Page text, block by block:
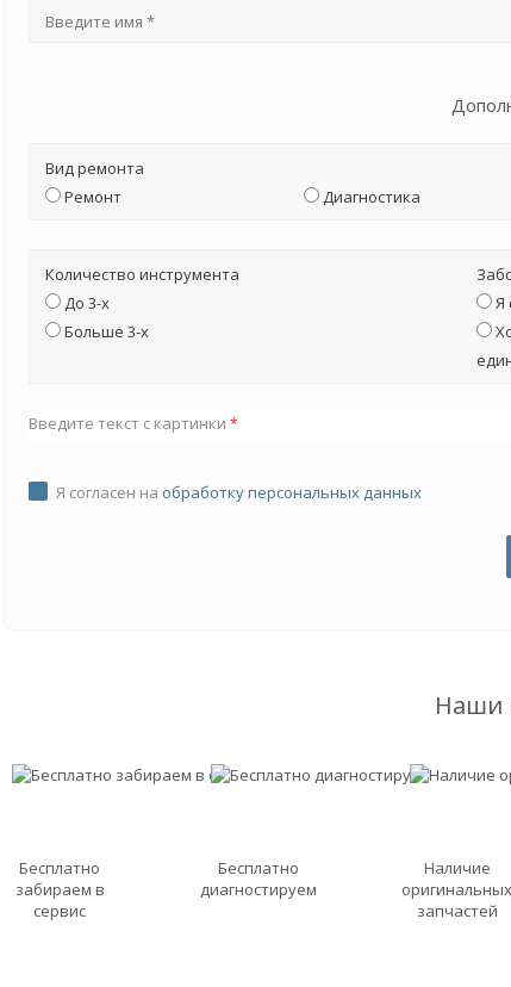
Вид ремонта
Ремонт
Диагностика
Количество инструмента
До 3-х
Больше 3-х
Я
Введите текст с картинки *
Я согласен на обработку персональных данных
Наши
Бесплатно
забираем в
сервис
Бесплатно
диагностируем
Наличие
оригинальных
запчастей